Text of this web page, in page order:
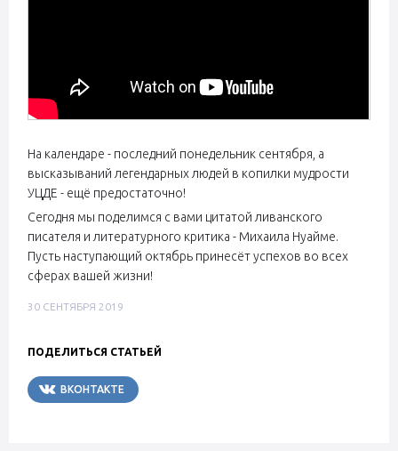
На календаре - последний понедельник сентября, а
высказываний легендарных людей в копилки мудрости
УЦДЕ - ещё предостаточно!
Сегодня мы поделимся с вами цитатой ливанского
писателя и литературного критика - Михаила Нуайме.
Пусть наступающий октябрь принесёт успехов во всех
сферах вашей жизни!
30 СЕНТЯБРЯ 2019
ПОДЕЛИТЬСЯ СТАТЬЕЙ
ВКОНТАКТЕ